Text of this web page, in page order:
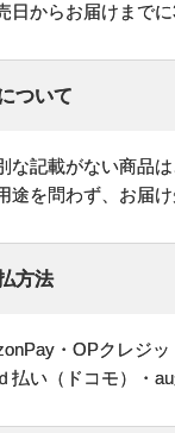
日からお届けまで
ついて
な記載がない商品
途を問わず、お届
方法
・OPクレジ
払い（ドコモ）・